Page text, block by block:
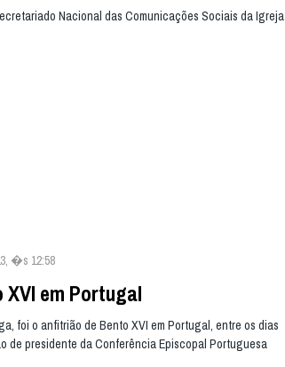
Nacional das Comunicações Sociais da Igreja
�s 12:58
em Portugal
foi o anfitrião de Bento XVI em Portugal, entre os dias
de presidente da Conferência Episcopal Portuguesa